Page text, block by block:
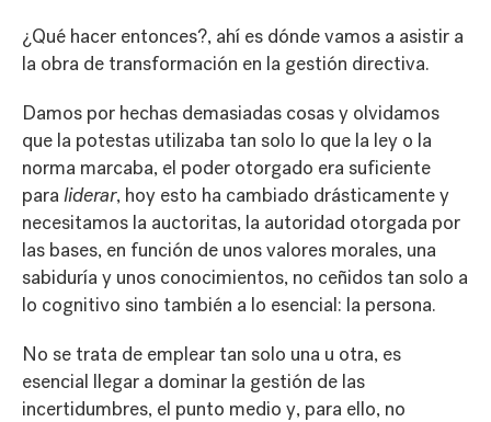
¿Qué hacer entonces?, ahí es dónde vamos a asistir a
la obra de transformación en la gestión directiva.
Damos por hechas demasiadas cosas y olvidamos
que la potestas utilizaba tan solo lo que la ley o la
norma marcaba, el poder otorgado era suficiente
para liderar, hoy esto ha cambiado drásticamente y
necesitamos la auctoritas, la autoridad otorgada por
las bases, en función de unos valores morales, una
sabiduría y unos conocimientos, no ceñidos tan solo a
lo cognitivo sino también a lo esencial: la persona.
No se trata de emplear tan solo una u otra, es
esencial llegar a dominar la gestión de las
incertidumbres, el punto medio y, para ello, no